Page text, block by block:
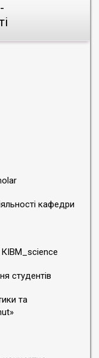
кафедри
студентів
та